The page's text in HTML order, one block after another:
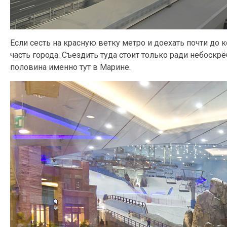
Если сесть на красную ветку метро и доехать почти
часть города. Съездить туда стоит только ради
половина именно тут в Марине.